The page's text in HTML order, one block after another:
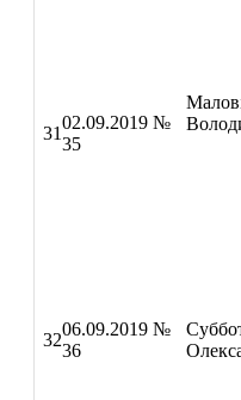
31
02.09.2019 №
35
32
06.09.2019 №
36